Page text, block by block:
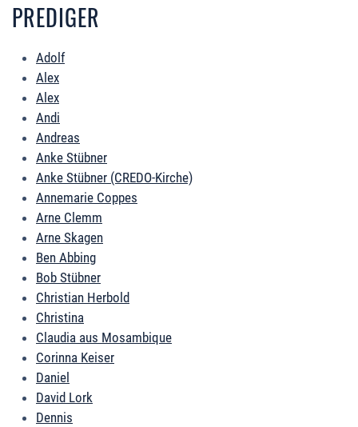
PREDIGER
Adolf
Alex
Alex
Andi
Andreas
Anke Stübner
Anke Stübner (CREDO-Kirche)
Annemarie Coppes
Arne Clemm
Arne Skagen
Ben Abbing
Bob Stübner
Christian Herbold
Christina
Claudia aus Mosambique
Corinna Keiser
Daniel
David Lork
Dennis